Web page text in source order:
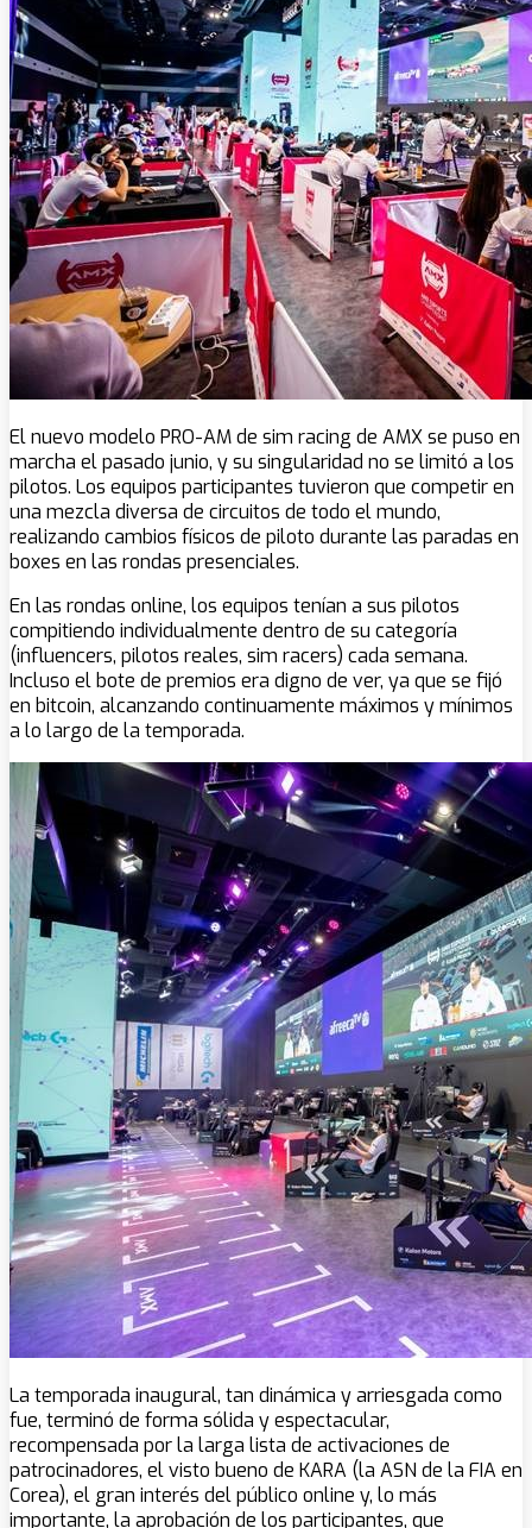
El nuevo modelo PRO-AM de sim racing de AMX se puso en
marcha el pasado junio, y su singularidad no se limitó a los
pilotos. Los equipos participantes tuvieron que competir en
una mezcla diversa de circuitos de todo el mundo,
realizando cambios físicos de piloto durante las paradas en
boxes en las rondas presenciales.
En las rondas online, los equipos tenían a sus pilotos
compitiendo individualmente dentro de su categoría
(influencers, pilotos reales, sim racers) cada semana.
Incluso el bote de premios era digno de ver, ya que se fijó
en bitcoin, alcanzando continuamente máximos y mínimos
a lo largo de la temporada.
La temporada inaugural, tan dinámica y arriesgada como
fue, terminó de forma sólida y espectacular,
recompensada por la larga lista de activaciones de
patrocinadores, el visto bueno de KARA (la ASN de la FIA en
Corea), el gran interés del público online y, lo más
importante, la aprobación de los participantes, que